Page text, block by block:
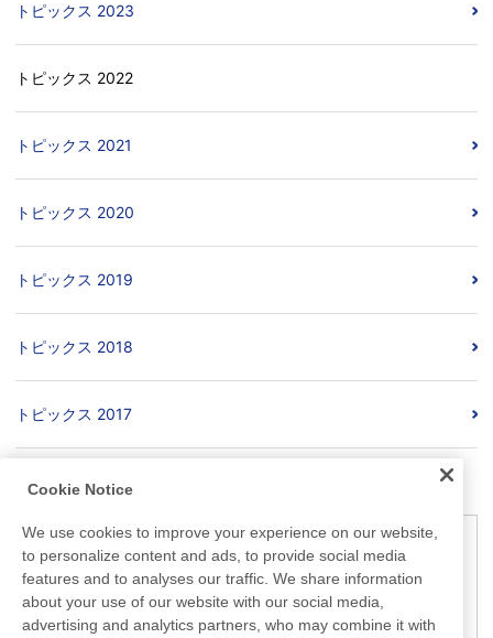
トピックス 2023
トピックス 2022
トピックス 2021
トピックス 2020
トピックス 2019
トピックス 2018
トピックス 2017
こちらで掲載されている情報は発表日現在の情報です。他のメデ
ィアなどで御覧になった情報と内容が異なる場合がありますの
で、あらかじめご了承ください。
Cookie Notice
We use cookies to improve your experience on our website,
to personalize content and ads, to provide social media
features and to analyses our traffic. We share information
about your use of our website with our social media,
advertising and analytics partners, who may combine it with